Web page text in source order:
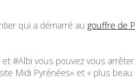
qui a démarré au gouffre de
#Albi vous pouvez vous
Midi Pyrénées» et « plus beau